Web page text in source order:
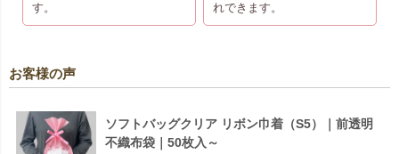
す。
れできます。
お客様の声
ソフトバッグクリア リボン巾着（S5）｜前透明
不織布袋｜50枚入～